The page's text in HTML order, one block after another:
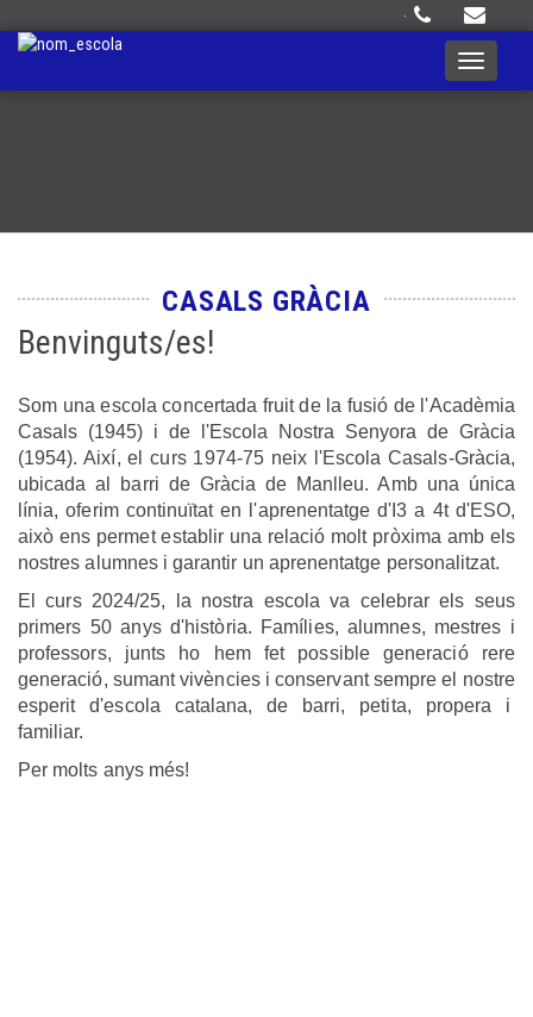
·
Toggle
CASALS GRÀCIA
Benvinguts/es!
Som una escola concertada fruit de la fusió de l'Acadèmia
Casals (1945) i de l'Escola Nostra Senyora de Gràcia
(1954). Així, el curs 1974-75 neix l'Escola Casals-Gràcia,
ubicada al barri de Gràcia de Manlleu. Amb una única
línia, oferim continuïtat en l'aprenentatge d'I3 a 4t d'ESO,
això ens permet establir una relació molt pròxima amb els
nostres alumnes i garantir un aprenentatge personalitzat.
El curs 2024/25, la nostra escola va celebrar els seus
primers 50 anys d'història. Famílies, alumnes, mestres i
professors, junts ho hem fet possible generació rere
generació, sumant vivències i conservant sempre el nostre
esperit d'escola catalana, de barri, petita, propera i
familiar.
Per molts anys més!